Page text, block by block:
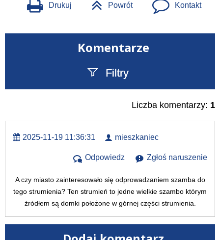
Drukuj Powrót Kontakt
Komentarze
Filtry
Liczba komentarzy: 1
2025-11-19 11:36:31 mieszkaniec
Odpowiedz Zgłoś naruszenie
A czy miasto zainteresowało się odprowadzaniem szamba do
tego strumienia? Ten strumień to jedne wielkie szambo którym
źródłem są domki położone w górnej części strumienia.